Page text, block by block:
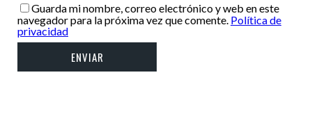
Guarda mi nombre, correo electrónico y web en este
navegador para la próxima vez que comente. Política de
privacidad